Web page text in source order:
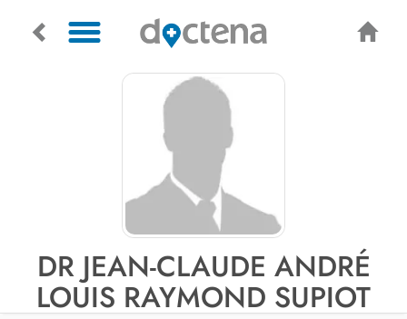
DR JEAN-CLAUDE ANDRÉ
LOUIS RAYMOND SUPIOT